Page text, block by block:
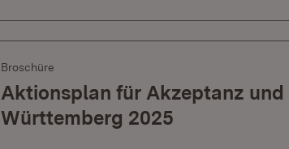
Broschüre
Aktionsplan für Akzeptanz und
Württemberg 2025